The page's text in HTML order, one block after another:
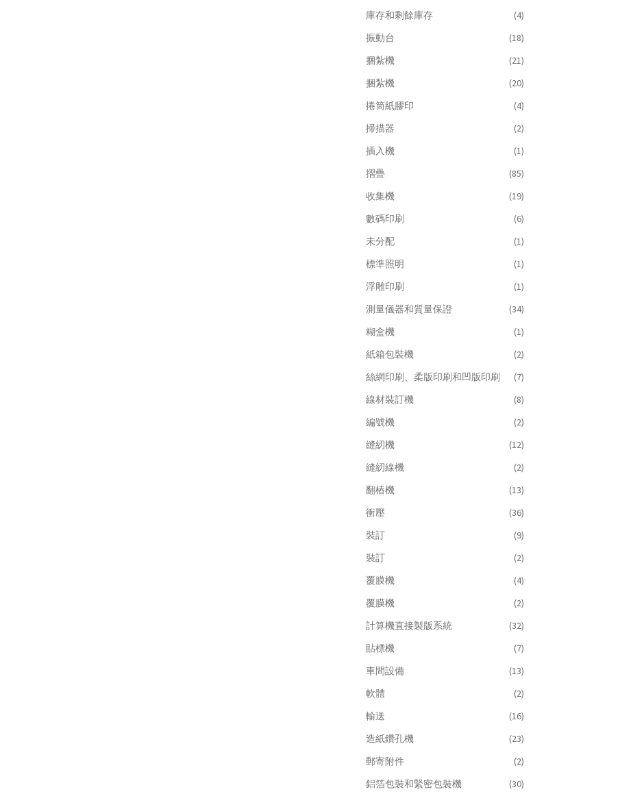
庫存和剩餘庫存
(4)
振動台
(18)
捆紮機
(21)
捆紮機
(20)
捲筒紙膠印
(4)
掃描器
(2)
插入機
(1)
摺疊
(85)
收集機
(19)
數碼印刷
(6)
未分配
(1)
標準照明
(1)
浮雕印刷
(1)
測量儀器和質量保證
(34)
糊盒機
(1)
紙箱包裝機
(2)
絲網印刷、柔版印刷和凹版印刷
(7)
線材裝訂機
(8)
編號機
(2)
縫紉機
(12)
縫紉線機
(2)
翻樁機
(13)
衝壓
(36)
裝訂
(9)
裝訂
(2)
覆膜機
(4)
覆膜機
(2)
計算機直接製版系統
(32)
貼標機
(7)
車間設備
(13)
軟體
(2)
輸送
(16)
造紙鑽孔機
(23)
郵寄附件
(2)
鋁箔包裝和緊密包裝機
(30)